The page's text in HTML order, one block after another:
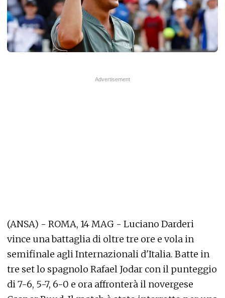
(ANSA) - ROMA, 14 MAG - Luciano Darderi
vince una battaglia di oltre tre ore e vola in
semifinale agli Internazionali d'Italia. Batte in
tre set lo spagnolo Rafael Jodar con il punteggio
di 7-6, 5-7, 6-0 e ora affronterà il novergese